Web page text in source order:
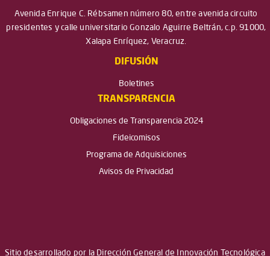
Avenida Enrique C. Rébsamen número 80, entre avenida circuito
presidentes y calle universitario Gonzalo Aguirre Beltrán, c.p. 91000,
Xalapa Enríquez, Veracruz.
DIFUSIÓN
Boletines
TRANSPARENCIA
Obligaciones de Transparencia 2024
Fideicomisos
Programa de Adquisiciones
Avisos de Privacidad
Sitio desarrollado por la Dirección General de Innovación Tecnológica